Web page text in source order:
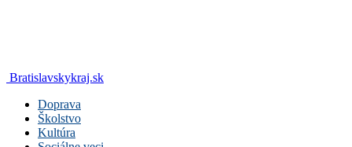
Bratislavskykraj.sk
Doprava
Školstvo
Kultúra